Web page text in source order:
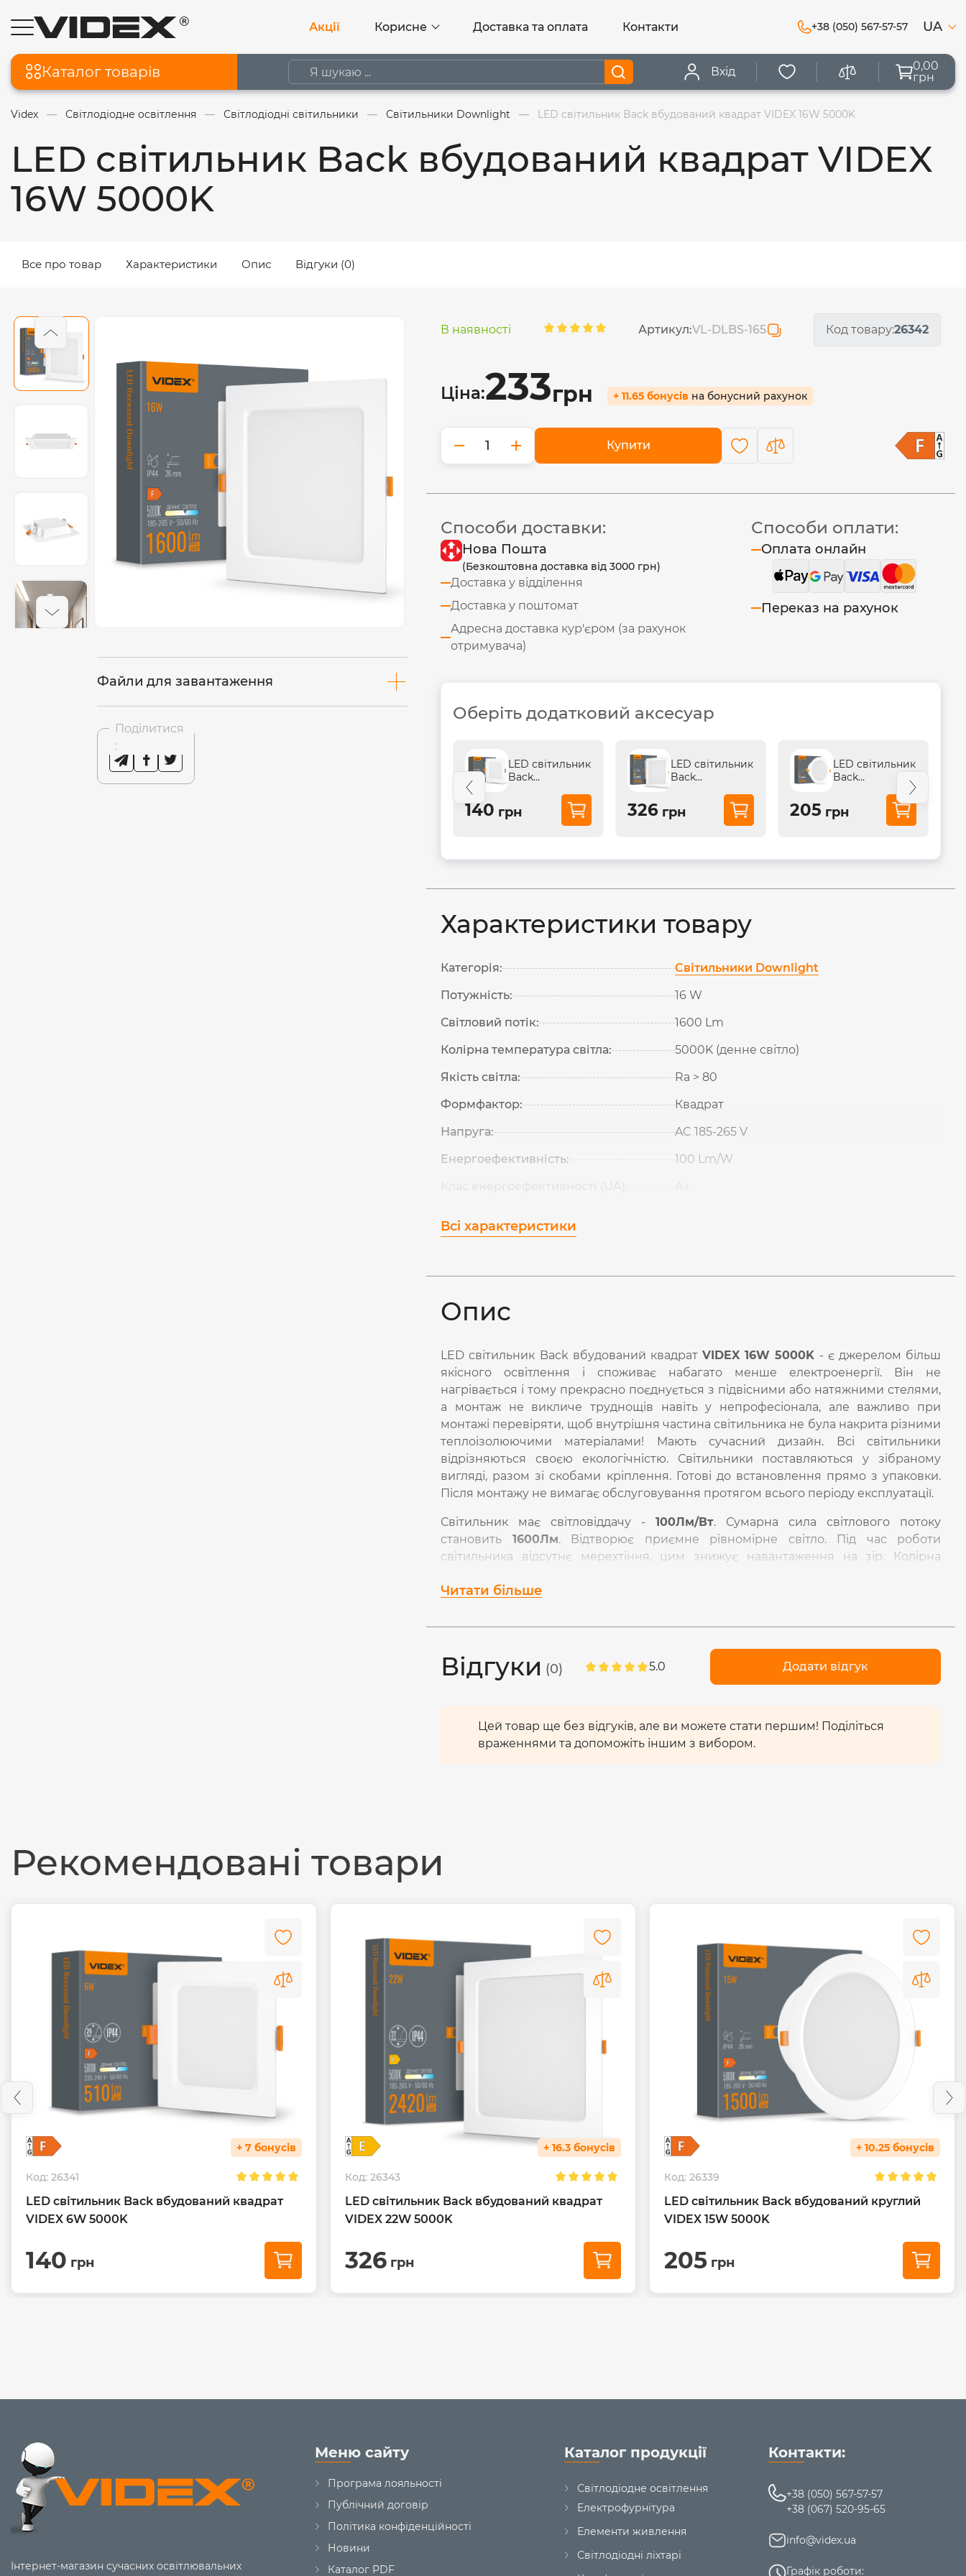
Акції Корисне Доставка та оплата Контакти +38 (050) 567-57-57 UA
Каталог товарів Вхід
0,00
грн
Videx Світлодіодне освітлення Світлодіодні світильники Світильники Downlight LED світильник Back вбудований квадрат VIDEX 16W 5000K
LED світильник Back вбудований квадрат VIDEX
16W 5000K
Все про товар Характеристики Опис Відгуки (0)
Файли для завантаження
Поділитися
:
В наявності Артикул:VL-DLBS-165 Код товару:26342
Ціна:233грн + 11.65 бонусів на бонусний рахунок
− + Купити
Способи доставки:
Нова Пошта
(Безкоштовна доставка від 3000 грн)
Доставка у відділення
Доставка у поштомат
Адресна доставка кур'єром (за рахунок
отримувача)
Способи оплати:
Оплата онлайн
Переказ на рахунок
Оберіть додатковий аксесуар
LED світильник
Back
квадрат VIDEX
6W 5000K
140 грн
LED світильник
Back
квадрат VIDEX
22W 5000K
326 грн
LED світильник
Back
круглий VIDEX
15W 5000K
205 грн
Характеристики товару
Категорія:
Світильники Downlight
Потужність:
16 W
Світловий потік:
1600 Lm
Колірна температура світла:
5000K (денне світло)
Якість світла:
Ra > 80
Формфактор:
Квадрат
Напруга:
AC 185-265 V
Енергоефективність:
100 Lm/W
Всі характеристики
Опис
LED світильник Back вбудований квадратVIDEX 16W 5000K - є джерелом більш
якісного освітлення і споживає набагато менше електроенергії. Він не
нагрівається і тому прекрасно поєднується з підвісними або натяжними стелями,
а монтаж не викличе труднощів навіть у непрофесіонала, але важливо при
монтажі перевіряти, щоб внутрішня частина світильника не була накрита різними
теплоізолюючими матеріалами! Мають сучасний дизайн. Всі світильники
відрізняються своєю екологічністю. Світильники поставляються у зібраному
вигляді, разом зі скобами кріплення. Готові до встановлення прямо з упаковки.
Після монтажу не вимагає обслуговування протягом всього періоду експлуатації.
Світильник має світловіддачу -100Лм/Вт. Сумарна сила світлового потоку
становить 1600Лм. Відтворює приємне рівномірне світло. Під час роботи
світильника відсутнє мерехтіння, цим знижує навантаження на зір. Колірна
розсіювання світла -
виготовленні використовуються тільки безпечні матеріали.
При підключенні напряму до мережі забезпечить стабільну роботу при
Читати більше
Відгуки (0) 5.0 Додати відгук
Цей товар ще без відгуків, але ви можете стати першим! Поділіться
враженнями та допоможіть іншим з вибором.
Рекомендовані товари
+ 7 бонусів
Код: 26341
LED світильник Back вбудований квадрат
VIDEX 6W 5000K
140 грн
+ 16.3 бонусів
Код: 26343
LED світильник Back вбудований квадрат
VIDEX 22W 5000K
326 грн
+ 10.25 бонусів
Код: 26339
LED світильник Back вбудований круглий
VIDEX 15W 5000K
205 грн
Інтернет-магазин сучасних освітлювальних
Меню сайту
Програма лояльності
Публічний договір
Політика конфіденційності
Новини
Каталог PDF
Каталог продукції
Світлодіодне освітлення
Електрофурнітура
Елементи живлення
Світлодіодні ліхтарі
Контакти:
+38 (050) 567-57-57
+38 (067) 520-95-65
info@videx.ua
Графік роботи: